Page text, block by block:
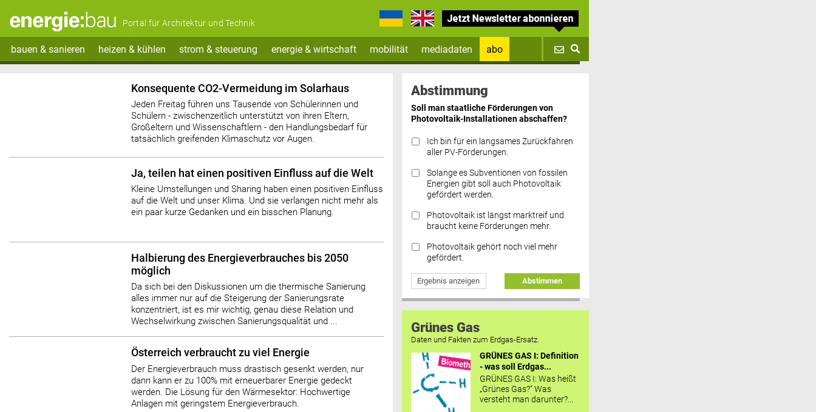
Portal für Architektur und Technik
bauen & sanieren heizen & kühlen strom & steuerung energie & wirtschaft mobilität mediadaten
abo
Datenschutz FAQs
Konsequente CO2-Vermeidung im Solarhaus
Jeden Freitag führen uns Tausende von Schülerinnen und
Schülern - zwischenzeitlich unterstützt von ihren Eltern,
Großeltern und Wissenschaftlern - den Handlungsbedarf für
tatsächlich greifenden Klimaschutz vor Augen.
Ja, teilen hat einen positiven Einfluss auf die Welt
Kleine Umstellungen und Sharing haben einen positiven Einfluss
auf die Welt und unser Klima. Und sie verlangen nicht mehr als
ein paar kurze Gedanken und ein bisschen Planung.
Halbierung des Energieverbrauches bis 2050
möglich
Da sich bei den Diskussionen um die thermische Sanierung
alles immer nur auf die Steigerung der Sanierungsrate
konzentriert, ist es mir wichtig, genau diese Relation und
Wechselwirkung zwischen Sanierungsqualität und ...
Österreich verbraucht zu viel Energie
Der Energieverbrauch muss drastisch gesenkt werden, nur
dann kann er zu 100% mit erneuerbarer Energie gedeckt
werden. Die Lösung für den Wärmesektor: Hochwertige
Anlagen mit geringstem Energieverbrauch.
Abstimmung
Soll man staatliche Förderungen von
Photovoltaik-Installationen abschaffen?
Ich bin für ein langsames Zurückfahren
aller PV-Förderungen.
Solange es Subventionen von fossilen
Energien gibt soll auch Photovoltaik
gefördert werden.
Photovoltaik ist längst marktreif und
braucht keine Förderungen mehr.
Photovoltaik gehört noch viel mehr
gefördert.
Ergebnis anzeigen Abstimmen
Grünes Gas
Daten und Fakten zum Erdgas-Ersatz.
GRÜNES GAS I: Definition
- was soll Erdgas...
GRÜNES GAS I: Was heißt
„Grünes Gas?“ Was
versteht man darunter?...